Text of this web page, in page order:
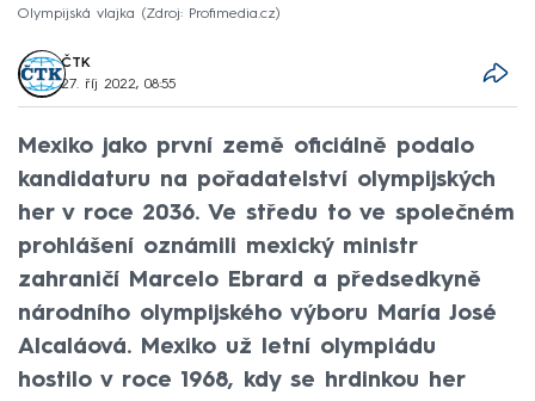
Olympijská vlajka Zdroj: Profimedia.cz
ČTK
27. říj 2022, 08:55
Mexiko jako první země oficiálně podalo
kandidaturu na pořadatelství olympijských
her v roce 2036. Ve středu to ve společném
prohlášení oznámili mexický ministr
zahraničí Marcelo Ebrard a předsedkyně
národního olympijského výboru María José
Alcaláová. Mexiko už letní olympiádu
hostilo v roce 1968, kdy se hrdinkou her